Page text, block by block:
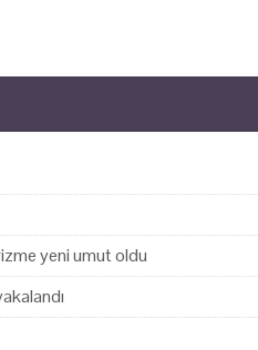
yeni umut oldu